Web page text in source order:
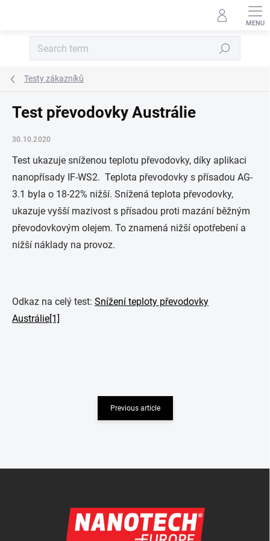
Search
Testy zákazníků
Test převodovky Austrálie
30.10.2020
Test ukazuje sníženou teplotu převodovky, díky aplikaci
nanopřísady IF-WS2. Teplota převodovky s přísadou AG-
3.1 byla o 18-22% nižší. Snížená teplota převodovky,
ukazuje vyšší mazivost s přísadou proti mazání běžným
převodovkovým olejem. To znamená nižší opotřebení a
nižší náklady na provoz.
Odkaz na celý test: Snížení teploty převodovky
Austrálie[1]
Previous article